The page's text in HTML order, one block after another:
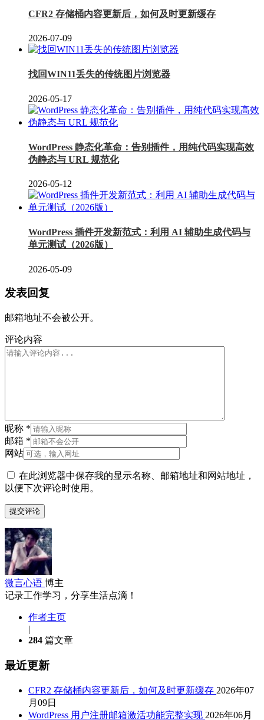
CFR2 存储桶内容更新后，如何及时更新缓存
2026-07-09
找回WIN11丢失的传统图片浏览器
2026-05-17
WordPress 静态化革命：告别插件，用纯代码实现高效
伪静态与 URL 规范化
2026-05-12
WordPress 插件开发新范式：利用 AI 辅助生成代码与
单元测试（2026版）
2026-05-09
发表回复
邮箱地址不会被公开。
评论内容
昵称 *
邮箱 *
网站
在此浏览器中保存我的显示名称、邮箱地址和网站地址，
以便下次评论时使用。
微言心语 博主
记录工作学习，分享生活点滴！
作者主页
|
284 篇文章
最近更新
CFR2 存储桶内容更新后，如何及时更新缓存 2026年07
月09日
WordPress 用户注册邮箱激活功能完整实现 2026年06月